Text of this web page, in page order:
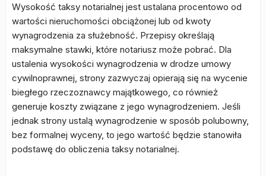
Wysokość taksy notarialnej jest ustalana procentowo od
wartości nieruchomości obciążonej lub od kwoty
wynagrodzenia za służebność. Przepisy określają
maksymalne stawki, które notariusz może pobrać. Dla
ustalenia wysokości wynagrodzenia w drodze umowy
cywilnoprawnej, strony zazwyczaj opierają się na wycenie
biegłego rzeczoznawcy majątkowego, co również
generuje koszty związane z jego wynagrodzeniem. Jeśli
jednak strony ustalą wynagrodzenie w sposób polubowny,
bez formalnej wyceny, to jego wartość będzie stanowiła
podstawę do obliczenia taksy notarialnej.